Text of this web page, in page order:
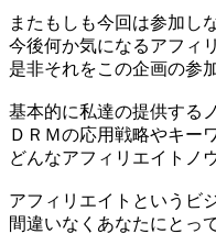
またもしも今回は参加し
今後何か気になるアフィ
是非それをこの企画の参
基本的に私達の提供する
ＤＲＭの応用戦略やキー
どんなアフィリエイトノ
アフィリエイトというビ
間違いなくあなたにとっ